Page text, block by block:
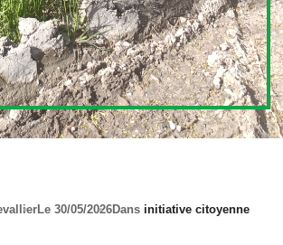
Le 30/05/2026Dans initiative citoyenne